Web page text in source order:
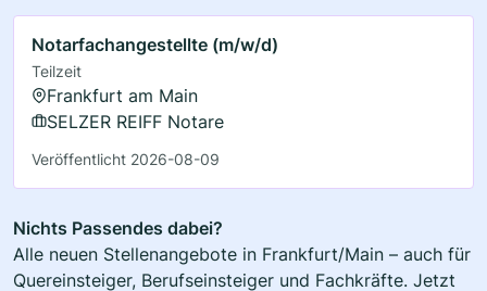
Notarfachangestellte (m/w/d)
Teilzeit
Frankfurt am Main
SELZER REIFF Notare
Veröffentlicht 2026-08-09
Nichts Passendes dabei?
Alle neuen Stellenangebote in Frankfurt/Main – auch für
Quereinsteiger, Berufseinsteiger und Fachkräfte. Jetzt